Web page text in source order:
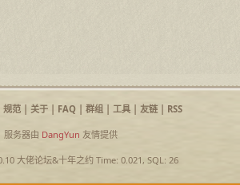
规范| 关于| FAQ| 群组| 工具| 友链| RSS
服务器由 DangYun 友情提供
大佬论坛&十年之约Time: 0.021, SQL: 26